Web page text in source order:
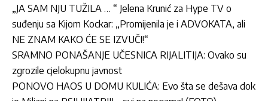
„JA SAM NJU TUŽILA … “ Jelena Krunić za Hype TV o
suđenju sa Kijom Kockar: „Promijenila je i ADVOKATA, ali
NE ZNAM KAKO ĆE SE IZVUČI!“
SRAMNO PONAŠANJE UČESNICA RIJALITIJA: Ovako su
zgrozile cjelokupnu javnost
PONOVO HAOS U DOMU KULIĆA: Evo šta se dešava dok